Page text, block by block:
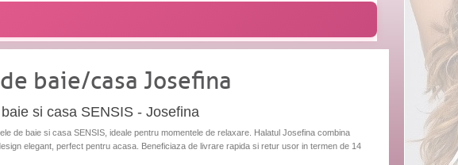
baie/casa Josefina
si casa SENSIS - Josefina
de baie si casa SENSIS, ideale pentru momentele de relaxare. Halatul Josefina combina
elegant, perfect pentru acasa. Beneficiaza de livrare rapida si retur usor in termen de 14